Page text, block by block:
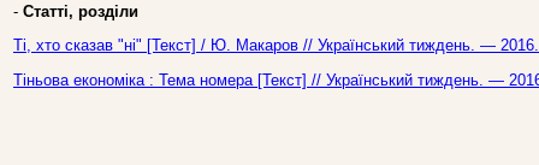
- Статті, розділи
Ті, хто сказав "ні" [Текст] / Ю. Макаров // Український тиждень. —
Тіньова економіка : Тема номера [Текст] // Український тиждень. —